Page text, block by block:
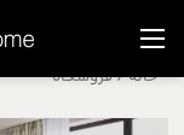
خانه/فروشگاه